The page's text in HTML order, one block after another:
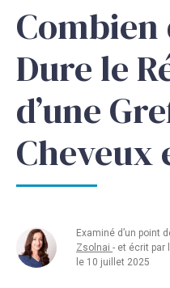
Combien
Dure le
d’une
Cheveux
Examiné d’un point
Zsolnai - et écrit par
le 10 juillet 2025